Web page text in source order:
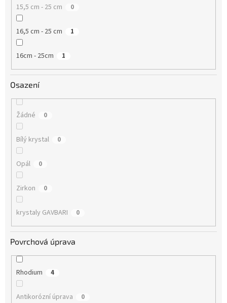
15,5 cm - 25 cm 0
16,5 cm - 25 cm 1
16cm - 25cm 1
Osazení
Žádné 0
Bílý krystal 0
Opál 0
Zirkon 0
krystaly GAVBARI 0
Povrchová úprava
Rhodium 4
Antikorózní úprava 0